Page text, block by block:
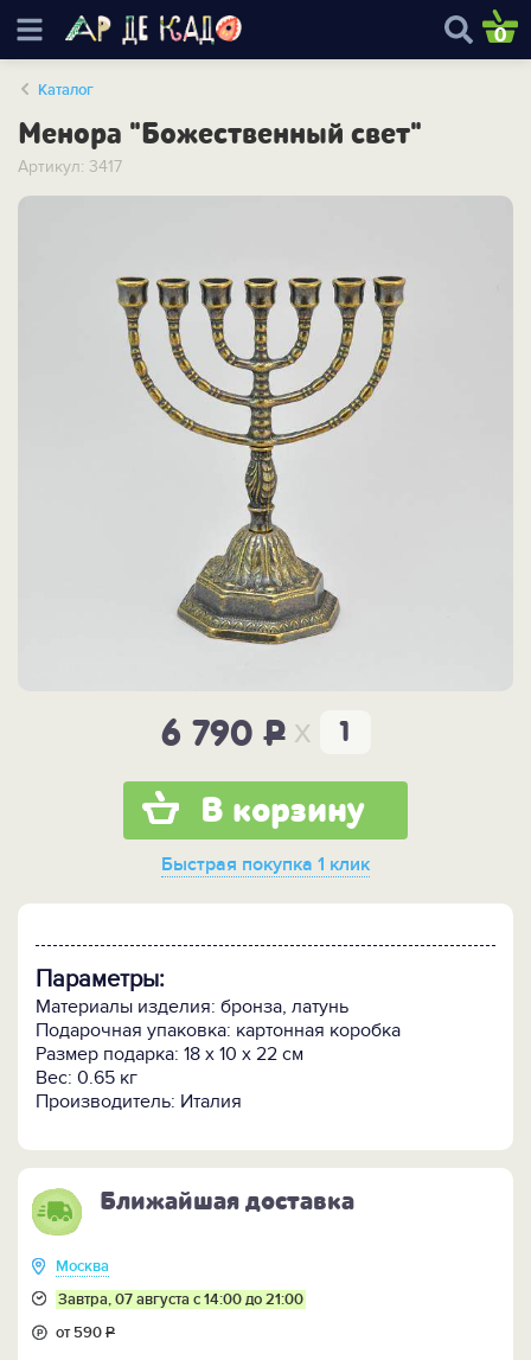
0
Каталог
Менора "Божественный свет"
Артикул: 3417
6 790P x
В корзину
Быстрая покупка 1 клик
Параметры:
Материалы изделия: бронза, латунь
Подарочная упаковка: картонная коробка
Размер подарка: 18 x 10 x 22 см
Вес: 0.65 кг
Производитель: Италия
Ближайшая доставка
Москва
Завтра, 07 августа с 14:00 до 21:00
от 590Р